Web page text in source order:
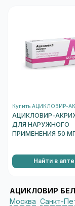
Купить АЦИКЛОВИР-
АЦИКЛОВИР-
ДЛЯ НАРУЖНОГО
ПРИМЕНЕНИЯ 50
Найти в
АЦИКЛОВИР
Москва Санкт-